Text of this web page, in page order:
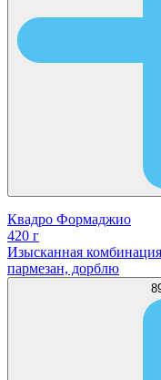
Квадро Формаджио
420 г
Изысканная
пармезан, дорблю